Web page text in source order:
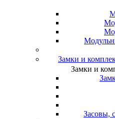
Замки и
Замки и
Засовы,